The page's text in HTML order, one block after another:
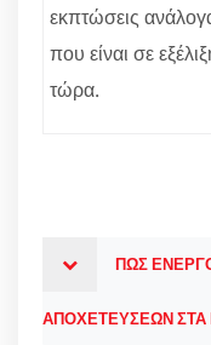
εκπτώσεις
που είναι σε
τώρα.
ΠΩΣ
ΑΠΟΧΕΤΕΥΣΕΩΝ ΣΤΑ